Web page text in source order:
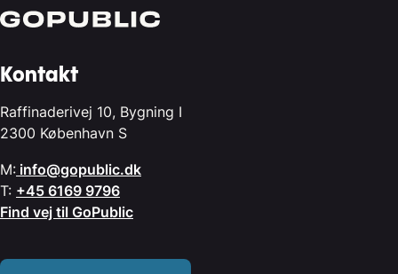
Kontakt
Raffinaderivej 10, Bygning I
2300 København S
M: info@gopublic.dk
T: +45 6169 9796
Find vej til GoPublic